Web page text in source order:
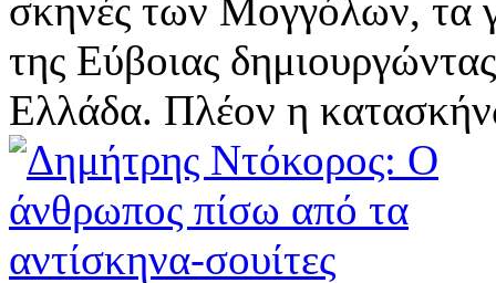
σκηνές των Μογγόλων, τα
της Εύβοιας
Ελλάδα. Πλέον η